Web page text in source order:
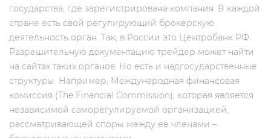
государства, где зарегистрирована компания. В каждой
стране есть свой регулирующий брокерскую
деятельность орган. Так, в России это Центробанк РФ.
Разрешительную документацию трейдер может найти
на сайтах таких органов. Но есть и надгосударственные
структуры. Например, Международная финансовая
комиссия (The Financial Commission), которая является
независимой саморегулируемой организацией,
рассматривающей споры между её членами –